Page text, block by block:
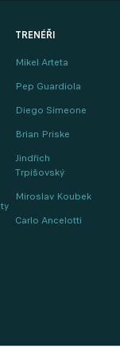
TRENÉŘI
Mikel Arteta
Pep Guardiola
Diego Simeone
Brian Priske
Jindřich
Trpišovský
Miroslav Koubek
Carlo Ancelotti